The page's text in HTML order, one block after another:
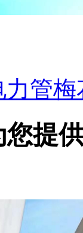
力管梅
您提